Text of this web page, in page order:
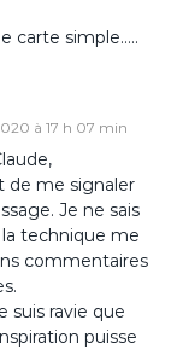
carte simple…..
à 17 h 07 min
de me signaler
Je ne sais
technique me
commentaires
suis ravie que
puisse